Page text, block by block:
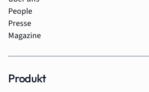
People
Presse
Magazine
Produkt